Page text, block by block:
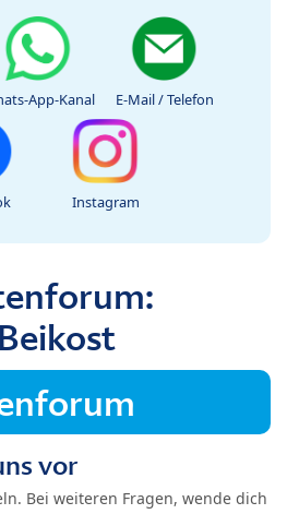
App-Kanal E-Mail / Telefon
Instagram
vor
Bei weiteren Fragen, wende dich